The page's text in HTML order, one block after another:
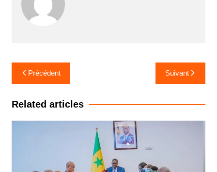
Navigation
de
l’article
Précédent Suivant
Related articles